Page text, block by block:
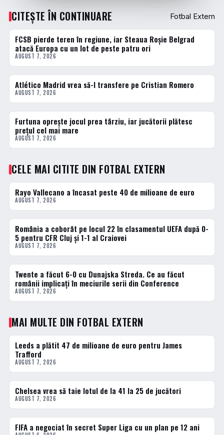
CITEȘTE ÎN CONTINUARE Fotbal Extern
FOTBAL EXTERN
FCSB pierde teren în regiune, iar Steaua Roșie Belgrad
atacă Europa cu un lot de peste patru ori
AUGUST 7, 2026
FOTBAL EXTERN
Atlético Madrid vrea să-l transfere pe Cristian Romero
AUGUST 7, 2026
FOTBAL EXTERN
Furtuna oprește jocul prea târziu, iar jucătorii plătesc
prețul cel mai mare
AUGUST 7, 2026
CELE MAI CITITE DIN FOTBAL EXTERN
1 · TOP
Rayo Vallecano a încasat peste 40 de milioane de euro
AUGUST 7, 2026
2 · TOP
România a coborât pe locul 22 în clasamentul UEFA după 0-
5 pentru CFR Cluj și 1-1 al Craiovei
AUGUST 7, 2026
3 · TOP
Twente a făcut 6-0 cu Dunajska Streda. Ce au făcut
românii implicați în meciurile serii din Conference
AUGUST 7, 2026
MAI MULTE DIN FOTBAL EXTERN
FOTBAL EXTERN
Leeds a plătit 47 de milioane de euro pentru James
Trafford
AUGUST 7, 2026
FOTBAL EXTERN
Chelsea vrea să taie lotul de la 41 la 25 de jucători
AUGUST 7, 2026
FOTBAL EXTERN
FIFA a negociat în secret Super Liga cu un plan pe 12 ani